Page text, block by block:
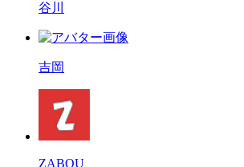
谷川
吉岡
ZABOU